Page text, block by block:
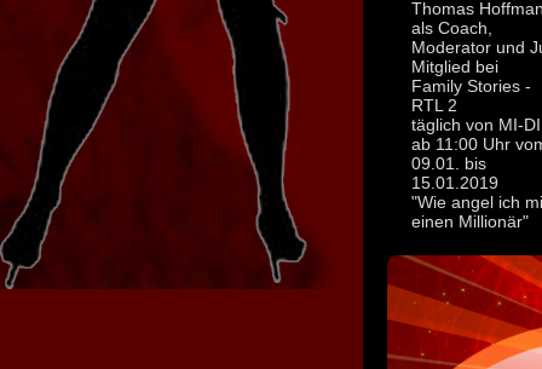
Thomas
als Coach,
Moderator und
Mitglied bei
Family Stories -
RTL 2
täglich von MI-DI
ab 11:00 Uhr
09.01. bis
15.01.2019
"Wie angel ich
einen Millionär"